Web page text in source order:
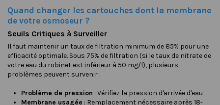
Quand changer les cartouches dont la membrane
de votre osmoseur ?
Seuils Critiques à Surveiller
Il faut maintenir un taux de filtration minimum de 85% pour une
efficacité optimale. Sous 75% de filtration (si le taux de nitrate de
votre eau du robinet est inférieur à 50 mg/l), plusieurs
problèmes peuvent survenir :
Problème de pression : Vérifiez la pression d'arrivée d'eau
Membrane usagée : Remplacement nécessaire après 18-